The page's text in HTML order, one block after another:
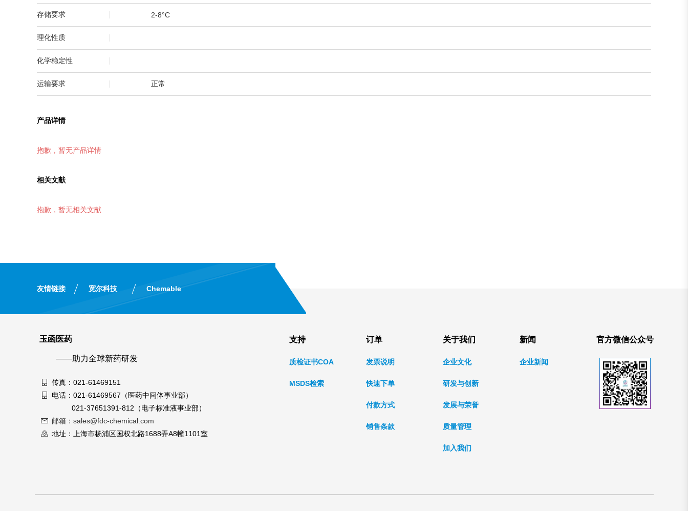
存储要求 2-8°C
理化性质
化学稳定性
运输要求 正常
产品详情
抱歉，暂无产品详情
相关文献
抱歉，暂无相关文献
友情链接 宽尔科技 Chemable
玉函医药
——助力全球新药研发
传真：021-61469151
电话：021-61469567（医药中间体事业部）
021-37651391-812（电子标准液事业部）
邮箱：sales@fdc-chemical.com
地址：上海市杨浦区国权北路1688弄A8幢1101室
官方微信公众号
支持
质检证书COA
MSDS检索
订单
发票说明
快速下单
付款方式
销售条款
关于我们
企业文化
研发与创新
发展与荣誉
质量管理
加入我们
新闻
企业新闻